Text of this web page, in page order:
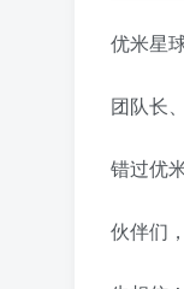
优米星
团队长
错过优
伙伴们